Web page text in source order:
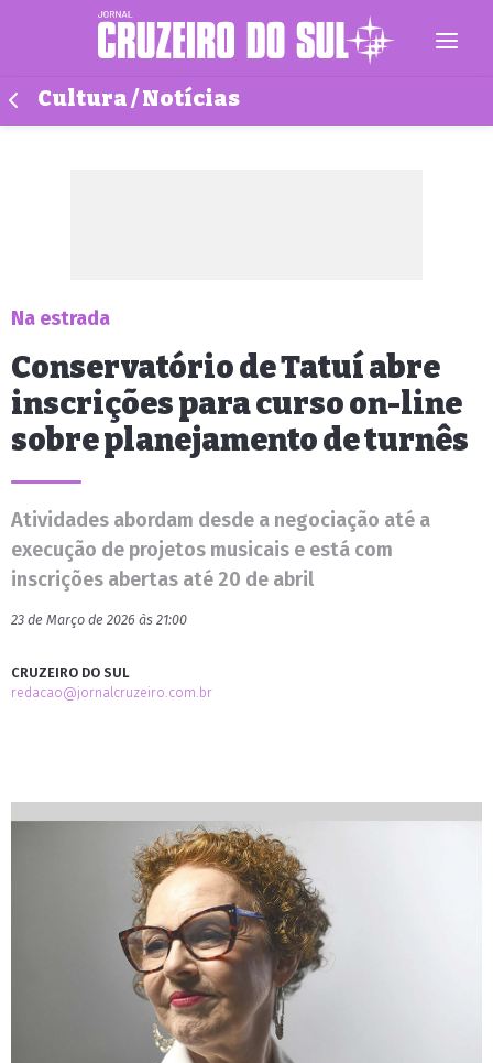
Cultura / Notícias
Na estrada
Conservatório de Tatuí abre
inscrições para curso on-line
sobre planejamento de turnês
Atividades abordam desde a negociação até a
execução de projetos musicais e está com
inscrições abertas até 20 de abril
23 de Março de 2026 às 21:00
CRUZEIRO DO SUL
redacao@jornalcruzeiro.com.br